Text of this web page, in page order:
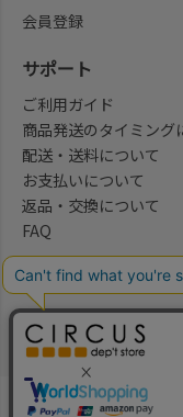
会社概要/お問合せ
会員登録
サポート
ご利用ガイド
商品発送のタイミング
配送・送料について
お支払いについて
返品・交換について
FAQ
法律に基づく表示
©2004-2026 子供服